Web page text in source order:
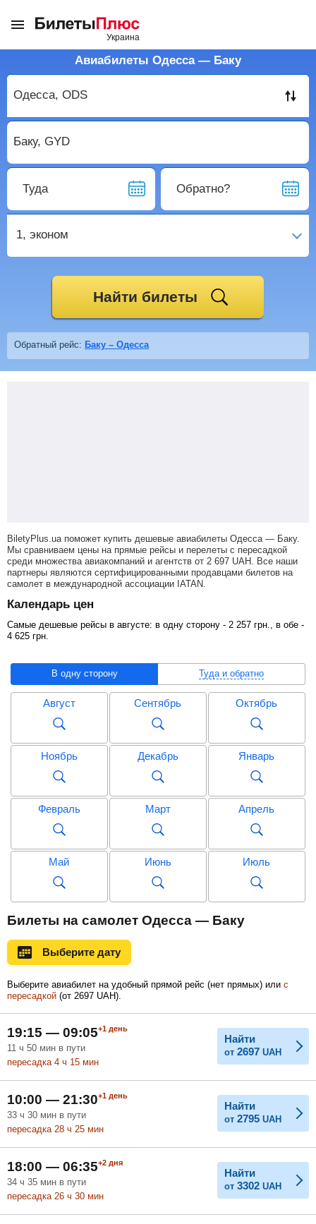
Авиабилеты Одесса — Баку
Туда Обратно?
1, эконом
Найти билеты
Обратный рейс: Баку – Одесса
BiletyPlus.ua поможет купить дешевые авиабилеты Одесса — Баку.
Мы сравниваем цены на прямые рейсы и перелеты с пересадкой
среди множества авиакомпаний и агентств от 2 697 UAH . Все наши
партнеры являются сертифицированными продавцами билетов на
самолет в международной ассоциации IATAN.
Календарь цен
Самые дешевые рейсы в августе: в одну сторону - 2 257 грн ., в обе -
4 625 грн
В одну сторону Туда и обратно
Август Сентябрь Октябрь
Ноябрь Декабрь Январь
Февраль Март Апрель
Май Июнь Июль
Сентябрь
Ноябрь
Билеты на самолет Одесса — Баку
Выберите дату
Выберите авиабилет на удобный прямой рейс (нет прямых) или с
пересадкой (от 2697 UAH).
19:15 — 09:05+1 день
11 ч 50 мин в пути
пересадка 4 ч 15 мин
Найти
от 2697 UAH
10:00 — 21:30+1 день
33 ч 30 мин в пути
пересадка 28 ч 25 мин
Найти
от 2795 UAH
18:00 — 06:35+2 дня
34 ч 35 мин в пути
пересадка 26 ч 30 мин
Найти
от 3302 UAH